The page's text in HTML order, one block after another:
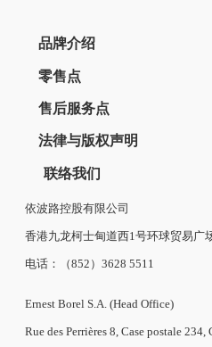
品牌介绍
零售点
售后服务点
法律与版权声明
联络我们
依波路控股有限公司
香港九龙柯士甸道西1号环球贸易广
电话：（852）3628 5511
Ernest Borel S.A. (Head Office)
Rue des Perrières 8, Case postale